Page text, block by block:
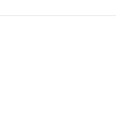
Контур